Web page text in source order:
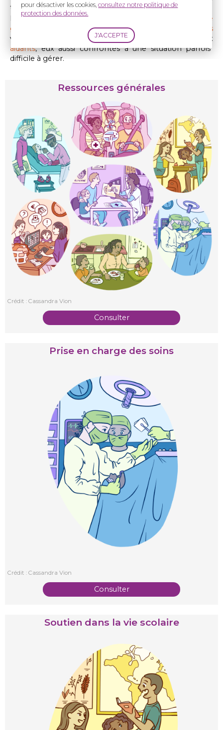
pour désactiver les cookies,consultez notre politique de
protection des données.
tout ce qui a rapport avec la vie sociale de la personne.
Laprise en charge médico-sociale a vocation à être
globale,
par conséquent denombreux dispositifs
voient le jour pour s'adresser particulièrement aux
aidants, eux aussi confrontés à une situation parfois
difficile à gérer.
Ressources générales
Crédit : Cassandra Vion
Consulter
Prise en charge des soins
Crédit : Cassandra Vion
Consulter
Soutien dans la vie scolaire